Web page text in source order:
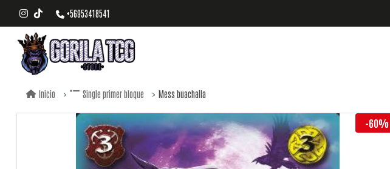
+56953418541
Inicio Single primer bloque Mess buachalla
-60%